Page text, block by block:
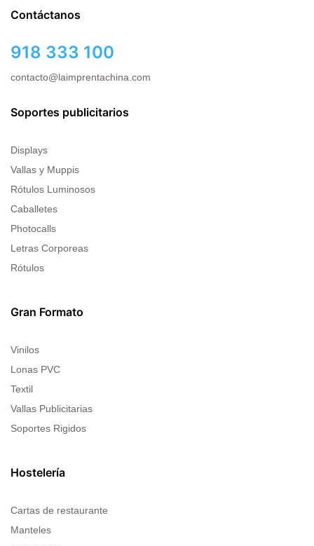
Contáctanos
918 333 100
contacto@laimprentachina.com
Soportes publicitarios
Displays
Vallas y Muppis
Rótulos Luminosos
Caballetes
Photocalls
Letras Corporeas
Rótulos
Gran Formato
Vinilos
Lonas PVC
Textil
Vallas Publicitarias
Soportes Rigidos
Hostelería
Cartas de restaurante
Manteles